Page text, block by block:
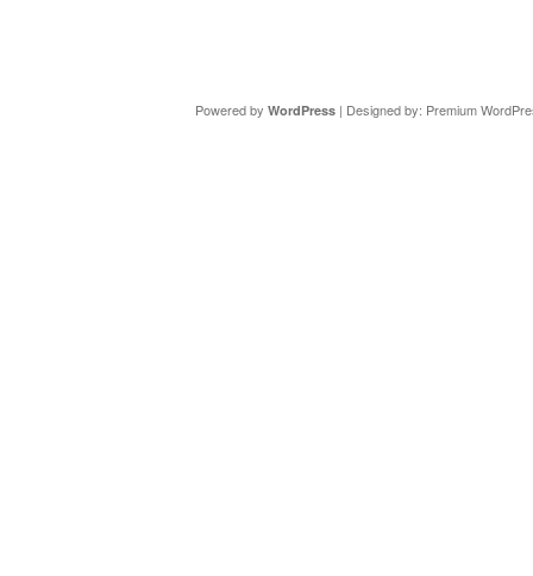
Powered by WordPress| Designed by: Premium